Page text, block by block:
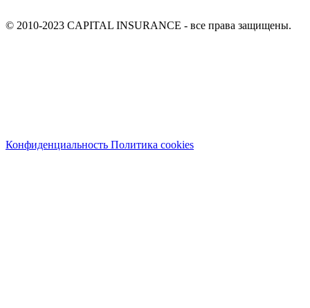
© 2010-2023 CAPITAL INSURANCE - все права защищены.
Конфиденциальность Политика cookies